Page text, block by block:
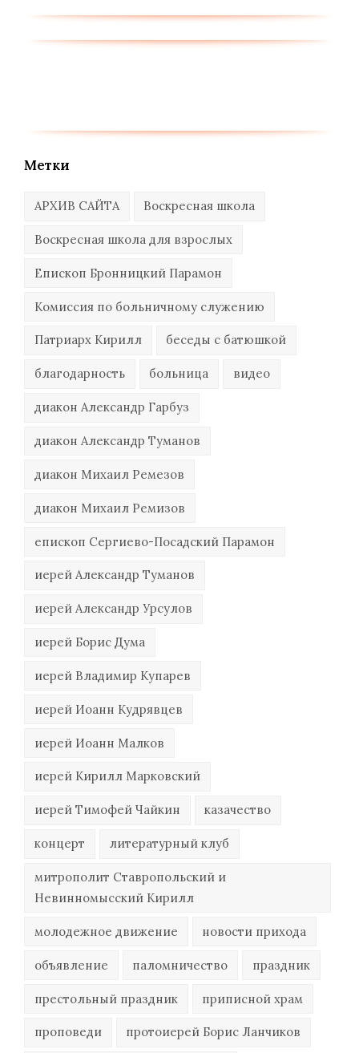
Метки
АРХИВ САЙТА Воскресная школа
Воскресная школа для взрослых
Епископ Бронницкий Парамон
Комиссия по больничному служению
Патриарх Кирилл беседы с батюшкой
благодарность больница видео
диакон Александр Гарбуз
диакон Александр Туманов
диакон Михаил Ремезов
диакон Михаил Ремизов
епископ Сергиево-Посадский Парамон
иерей Александр Туманов
иерей Александр Урсулов
иерей Борис Дума
иерей Владимир Купарев
иерей Иоанн Кудрявцев
иерей Иоанн Малков
иерей Кирилл Марковский
иерей Тимофей Чайкин казачество
концерт литературный клуб
митрополит Ставропольский и
Невинномысский Кирилл
молодежное движение новости прихода
объявление паломничество праздник
престольный праздник приписной храм
проповеди протоиерей Борис Ланчиков